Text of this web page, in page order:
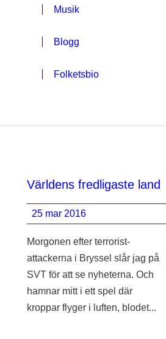
Musik
Blogg
Folketsbio
Världens fredligaste land
25 mar 2016
Morgonen efter terrorist-
attackerna i Bryssel slår jag på
SVT för att se nyheterna. Och
hamnar mitt i ett spel där
kroppar flyger i luften, blodet...